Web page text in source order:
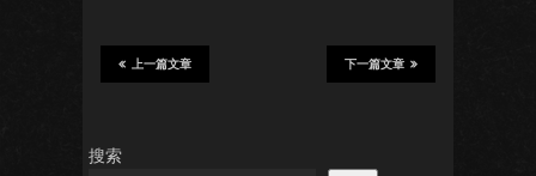
下一篇文章
上一篇文章
搜索